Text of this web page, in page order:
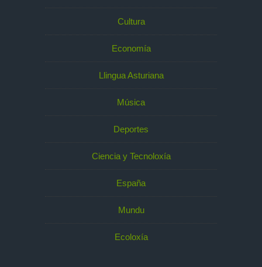
Cultura
Economía
Llingua Asturiana
Música
Deportes
Ciencia y Tecnoloxía
España
Mundu
Ecoloxía